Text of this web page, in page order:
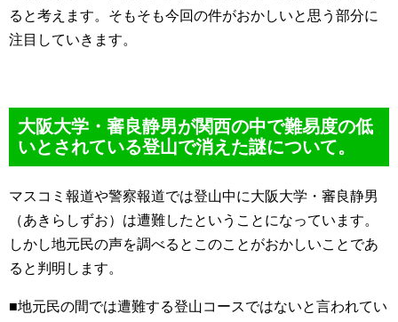
ると考えます。そもそも今回の件がおかしいと思う部分に
注目していきます。
大阪大学・審良静男が関西の中で難易度の低
いとされている登山で消えた謎について。
マスコミ報道や警察報道では登山中に大阪大学・審良静男
（あきらしずお）は遭難したということになっています。
しかし地元民の声を調べるとこのことがおかしいことであ
ると判明します。
■地元民の間では遭難する登山コースではないと言われてい